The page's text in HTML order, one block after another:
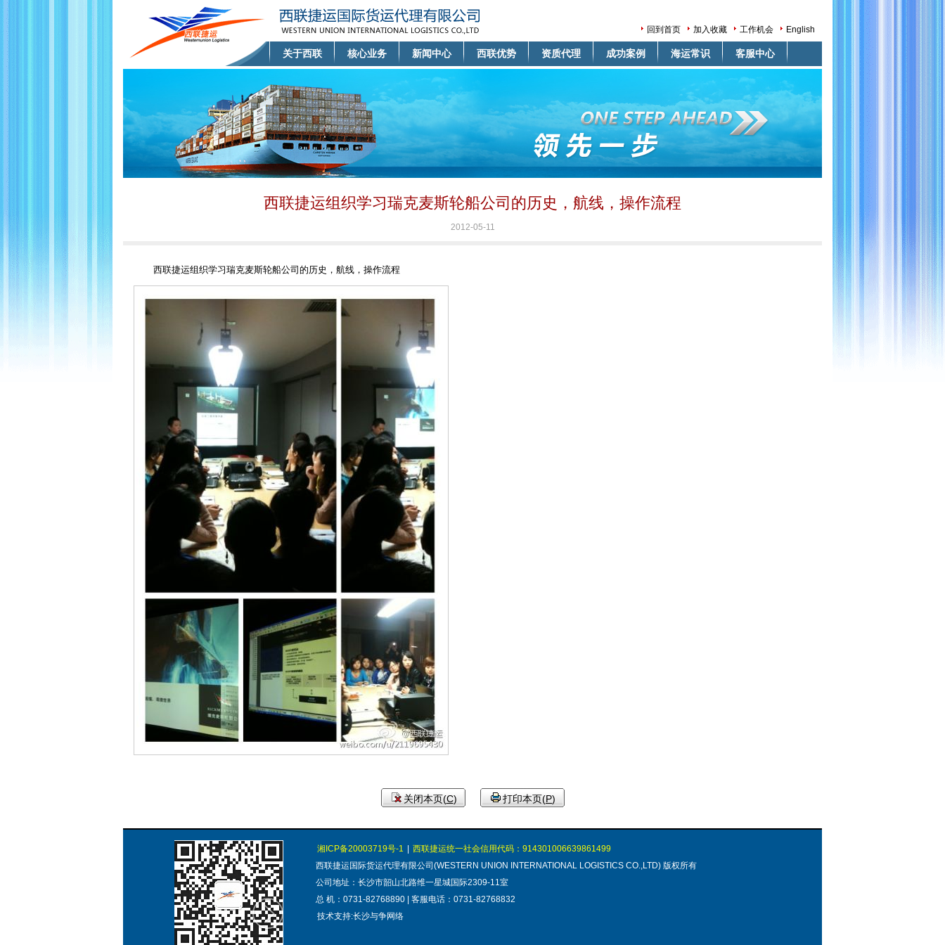
回到首页 加入收藏 工作机会 English
关于西联 核心业务 新闻中心 西联优势 资质代理 成功案例 海运常识 客服中心
西联捷运组织学习瑞克麦斯轮船公司的历史，航线，操作流程
2012-05-11
西联捷运组织学习瑞克麦斯轮船公司的历史，航线，操作流程
关闭本页(C) 打印本页(P)
湘ICP备20003719号-1
西联捷运统一社会信用代码：914301006639861499
西联捷运国际货运代理有限公司(WESTERN UNION INTERNATIONAL LOGISTICS CO.,LTD) 版权所有
公司地址：长沙市韶山北路维一星城国际2309-11室
总 机：0731-82768890 | 客服电话：0731-82768832
技术支持:长沙与争网络